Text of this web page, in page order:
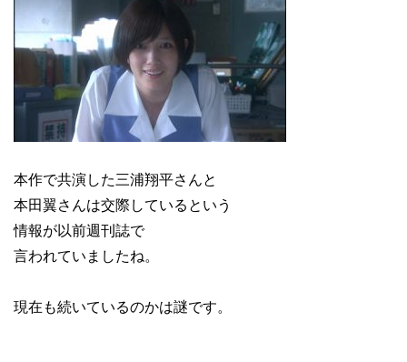
本作で共演した三浦翔平さんと
本田翼さんは交際しているという
情報が以前週刊誌で
言われていましたね。
現在も続いているのかは謎です。